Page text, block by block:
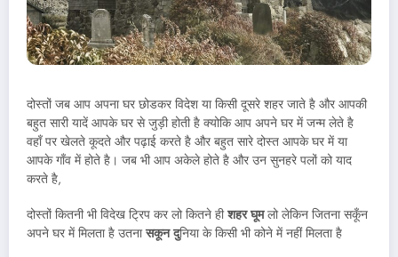
दोस्तों जब आप अपना घर छोडकर विदेश या किसी दूसरे शहर जाते है और आपकी
बहुत सारी यादें आपके घर से जुड़ी होती है क्योकि आप अपने घर में जन्म लेते है
वहाँ पर खेलते कूदते और पढ़ाई करते है और बहुत सारे दोस्त आपके घर में या
आपके गाँव में होते है। जब भी आप अकेले होते है और उन सुनहरे पलों को याद
करते है,
दोस्तों कितनी भी विदेख ट्रिप कर लो कितने हीशहर घूमलो लेकिन जितना सकूँन
अपने घर में मिलता है उतनासकून दुनिया के किसी भी कोने में नहीं मिलता है